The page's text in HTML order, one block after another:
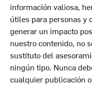
información valiosa,
útiles para personas y
generar un impacto
nuestro contenido, no
sustituto del
ningún tipo. Nunca
cualquier publicación